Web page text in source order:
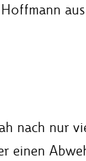
nach nur
einen